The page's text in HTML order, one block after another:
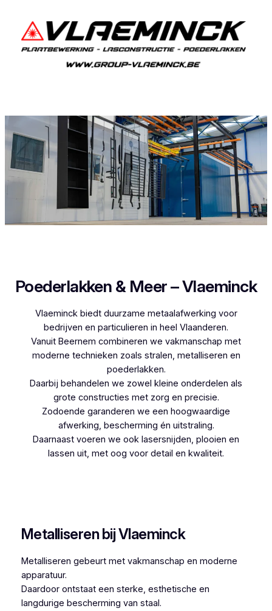
Poederlakken & Meer – Vlaeminck
Vlaeminck biedt duurzame metaalafwerking voor
bedrijven en particulieren in heel Vlaanderen.
Vanuit Beernem combineren we vakmanschap met
moderne technieken zoals stralen, metalliseren en
poederlakken.
Daarbij behandelen we zowel kleine onderdelen als
grote constructies met zorg en precisie.
Zodoende garanderen we een hoogwaardige
afwerking, bescherming én uitstraling.
Daarnaast voeren we ook lasersnijden, plooien en
lassen uit, met oog voor detail en kwaliteit.
Metalliseren bij Vlaeminck
Metalliseren gebeurt met vakmanschap en moderne
apparatuur.
Daardoor ontstaat een sterke, esthetische en
langdurige bescherming van staal.